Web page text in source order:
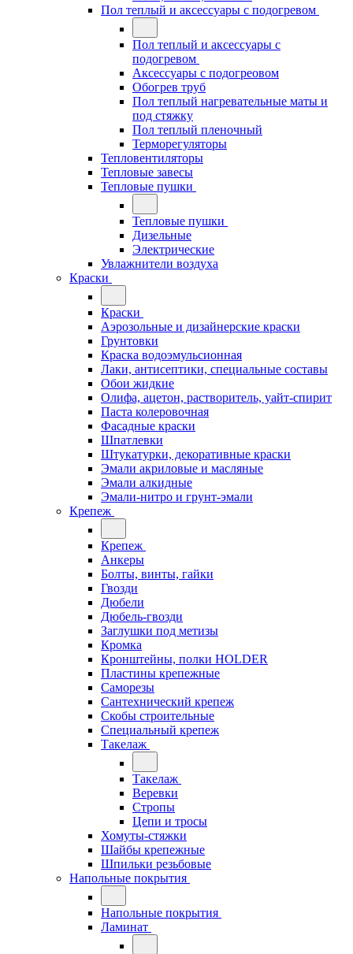
Пол теплый и аксессуары с подогревом
Пол теплый и аксессуары с
подогревом
Аксессуары с подогреовом
Обогрев труб
Пол теплый нагревательные маты и
под стяжку
Пол теплый пленочный
Терморегуляторы
Тепловентиляторы
Тепловые завесы
Тепловые пушки
Тепловые пушки
Дизельные
Электрические
Увлажнители воздуха
Краски
Краски
Аэрозольные и дизайнерские краски
Грунтовки
Краска водоэмульсионная
Лаки, антисептики, специальные составы
Обои жидкие
Олифа, ацетон, растворитель, уайт-спирит
Паста колеровочная
Фасадные краски
Шпатлевки
Штукатурки, декоративные краски
Эмали акриловые и масляные
Эмали алкидные
Эмали-нитро и грунт-эмали
Крепеж
Крепеж
Анкеры
Болты, винты, гайки
Гвозди
Дюбели
Дюбель-гвозди
Заглушки под метизы
Кромка
Кронштейны, полки НОLDER
Пластины крепежные
Саморезы
Сантехнический крепеж
Скобы строительные
Специальный крепеж
Такелаж
Такелаж
Веревки
Стропы
Цепи и тросы
Хомуты-стяжки
Шайбы крепежные
Шпильки резьбовые
Напольные покрытия
Напольные покрытия
Ламинат